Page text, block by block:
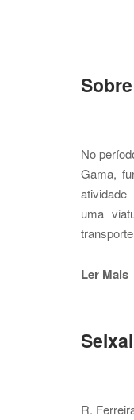
No
Gama,
uma
Ler Mais
Seixal
R.